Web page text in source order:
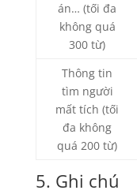
án… (tối đa
không quá
300 từ)
Thông tin
tìm người
mất tích (tối
đa không
quá 200 từ)
5. Ghi chú